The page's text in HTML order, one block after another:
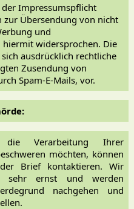
Impressumspflicht
Übersendung von nicht
und
widersprochen. Die
ausdrücklich rechtliche
Zusendung von
Spam-E-Mails, vor.
Verarbeitung Ihrer
möchten, können
Brief kontaktieren. Wir
sehr ernst und werden
nachgehen und